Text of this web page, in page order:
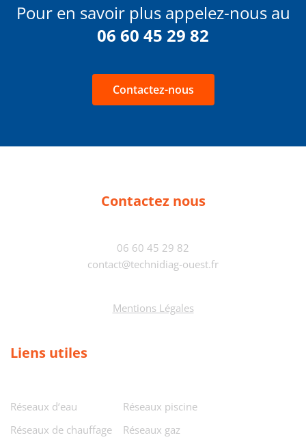
Pour en savoir plus appelez-nous au
06 60 45 29 82
Contactez-nous
Contactez nous
06 60 45 29 82
contact@technidiag-ouest.fr
Mentions Légales
Liens utiles
Réseaux d‘eau
Réseaux de chauffage
Réseaux piscine
Réseaux gaz